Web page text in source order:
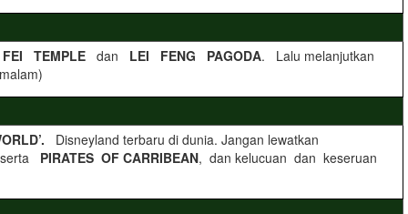
TEMPLE dan LEI FENG PAGODA. Lalu melanjutkan
Disneyland terbaru di dunia. Jangan lewatkan
PIRATES OF CARRIBEAN, dan kelucuan dan keseruan